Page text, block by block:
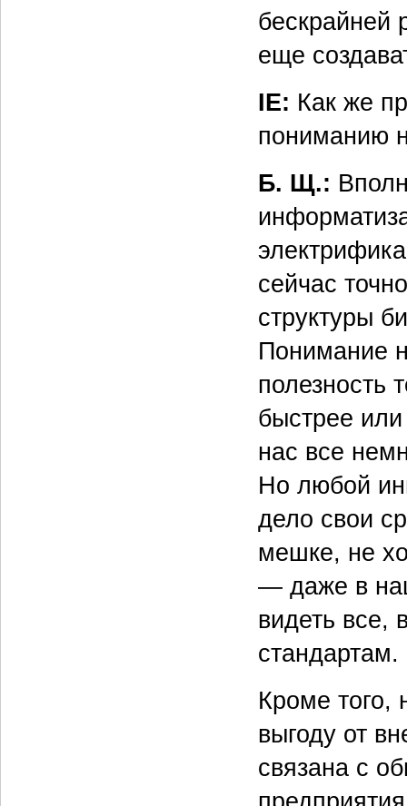
бескрайней
еще
IE: Как же
пониманию
Б. Щ.:
сейчас
структуры
Понимание
полезность
быстрее
нас все
Но любой
дело свои
мешке, не
— даже в
видеть все,
стандартам.
Кроме того,
выгоду от
связана с